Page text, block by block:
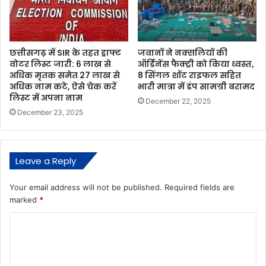
छत्तीसगढ़ में SIR के तहत ड्राफ्ट
वोटर लिस्ट जारी: 6 लाख से
अधिक मृतक समेत 27 लाख से
अधिक नाम कटे, ऐसे चेक करें
लिस्ट में अपना नाम
December 23, 2025
जवानों ने नक्सलियों की
ऑर्डिनेंस फैक्ट्री को किया ध्वस्त,
8 सिंगल शॉट राइफल सहित
भारी मात्रा में डंप सामग्री बरामद
December 22, 2025
Leave a Reply
Your email address will not be published. Required fields are
marked *